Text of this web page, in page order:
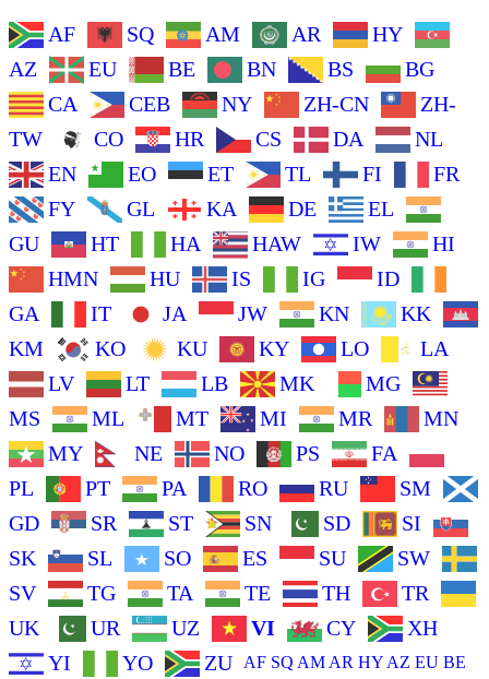
AF SQ AM AR
HY
AZ
EU BE BN BS
BG
CA
CEB NY ZH-CN
ZH-
TW
CO HR CS DA
NL
EN
EO ET TL FI
FR
FY
GL KA DE
EL
GU
HT HA HAW IW
HI
HMN
HU IS IG
ID
GA
IT JA JW KN
KK
KM
KO KU KY LO
LA
LV
LT LB MK
MG
MS
ML MT MI MR
MN
MY
NE NO PS
FA
PL
PT PA RO RU
SM
GD
SR ST SN SD
SI
SK
SL SO ES SU
SW
SV
TG TA TE TH
TR
UK
UR UZ VI CY
XH
YI
YO ZU AF SQ AM AR HY AZ EU BE